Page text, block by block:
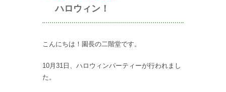
ハロウィン！
こんにちは！園長の二階堂です。
10月31日、ハロウィンパーティーが行われまし
た。